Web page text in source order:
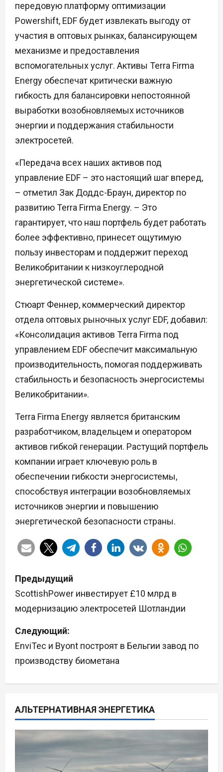
передовую платформу оптимизации
Powershift, EDF будет извлекать выгоду от
участия в оптовых рынках, балансирующем
механизме и предоставления
вспомогательных услуг. Активы Terra Firma
Energy обеспечат критически важную
гибкость для балансировки непостоянной
выработки возобновляемых источников
энергии и поддержания стабильности
электросетей.
«Передача всех наших активов под
управление EDF – это настоящий шаг вперед,
– отметил Зак Доддс-Браун, директор по
развитию Terra Firma Energy. – Это
гарантирует, что наш портфель будет работать
более эффективно, принесет ощутимую
пользу инвесторам и поддержит переход
Великобритании к низкоуглеродной
энергетической системе».
Стюарт Феннер, коммерческий директор
отдела оптовых рыночных услуг EDF, добавил:
«Консолидация активов Terra Firma под
управлением EDF обеспечит максимальную
производительность, помогая поддерживать
стабильность и безопасность энергосистемы
Великобритании».
Terra Firma Energy является британским
разработчиком, владельцем и оператором
активов гибкой генерации. Растущий портфель
компании играет ключевую роль в
обеспечении гибкости энергосистемы,
способствуя интеграции возобновляемых
источников энергии и повышению
энергетической безопасности страны.
Н
а
в
и
г
и
я
п
Предыдущий
ScottishPower инвестирует £10 млрд в
модернизацию электросетей Шотландии
Следующий:
EnviTec и Byont построят в Бельгии завод по
производству биометана
АЛЬТЕРНАТИВНАЯ ЭНЕРГЕТИКА